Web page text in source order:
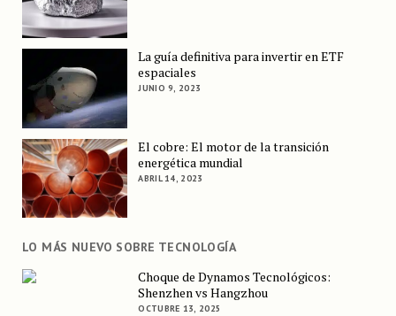
La guía definitiva para invertir en ETF
espaciales
JUNIO 9, 2023
El cobre: El motor de la transición
energética mundial
ABRIL 14, 2023
LO MÁS NUEVO SOBRE TECNOLOGÍA
Choque de Dynamos Tecnológicos:
Shenzhen vs Hangzhou
OCTUBRE 13, 2025